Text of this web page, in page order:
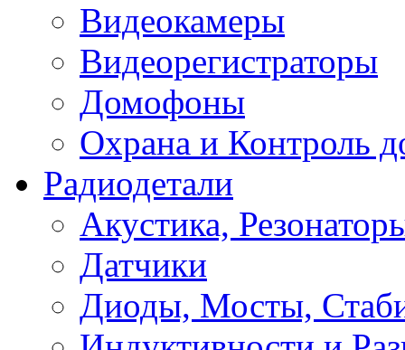
Видеокамеры
Видеорегистраторы
Домофоны
Охрана и Контроль
Радиодетали
Акустика,
Датчики
Диоды, Мосты,